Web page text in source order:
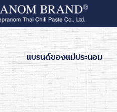
แบรนด์ของแม่ประนอม